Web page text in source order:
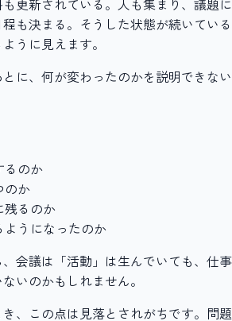
更新されている。人も集まり、議題に
も決まる。そうした状態が続いている
うに見えます。
に、何が変わったのかを説明できない
るのか
のか
残るのか
うになったのか
会議は「活動」は生んでいても、仕事
いのかもしれません。
、この点は見落とされがちです。問題